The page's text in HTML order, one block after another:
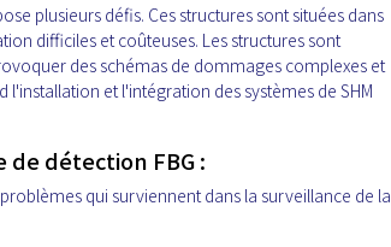
plusieurs défis. Ces structures sont situées dans
difficiles et coûteuses. Les structures sont
des schémas de dommages complexes et
et l'intégration des systèmes de SHM
détection FBG :
qui surviennent dans la surveillance de la